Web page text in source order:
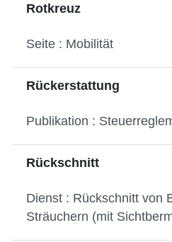
Rotkreuz
Seite : Mobilität
Rückerstattung
Publikation :
Rückschnitt
Dienst : Rückschnitt von
Sträuchern (mit